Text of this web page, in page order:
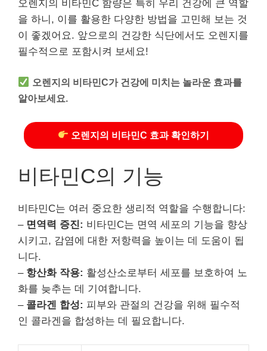
오렌지의 비타민C 함량은 특히 우리 건강에 큰 역할
을 하니, 이를 활용한 다양한 방법을 고민해 보는 것
이 좋겠어요. 앞으로의 건강한 식단에서도 오렌지를
필수적으로 포함시켜 보세요!
오렌지의 비타민C가 건강에 미치는 놀라운 효과를
알아보세요.
오렌지의 비타민C 효과 확인하기
비타민C의 기능
비타민C는 여러 중요한 생리적 역할을 수행합니다:
– 면역력 증진: 비타민C는 면역 세포의 기능을 향상
시키고, 감염에 대한 저항력을 높이는 데 도움이 됩
니다.
– 항산화 작용: 활성산소로부터 세포를 보호하여 노
화를 늦추는 데 기여합니다.
– 콜라겐 합성: 피부와 관절의 건강을 위해 필수적
인 콜라겐을 합성하는 데 필요합니다.